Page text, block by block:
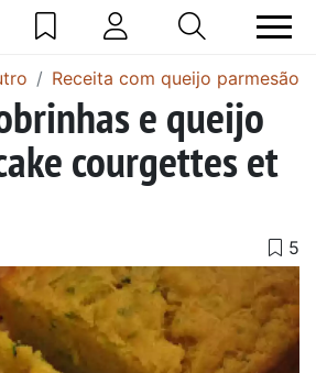
Receita com queijo parmesão
e queijo
courgettes et